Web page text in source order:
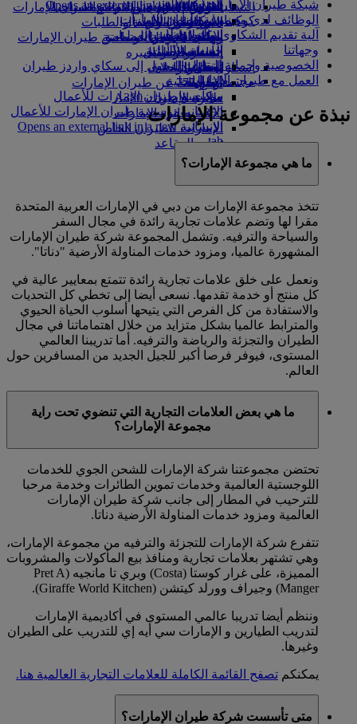
الشركاء الجويون
تناول الطعام في الدرجة السياحية
الممتازة
وجبات الدرجة السياحية
المشروبات
أسطول طائراتنا
بوينج 777
طائرة الإمارات A380
A350 طائرة الإمارات
الإمارات للطيران الخاص
توزيع المقاعد
السوق الحرة
متجرنا الرسمي
التسلية للأطفال
الترفيه عن الأطفال
ألعاب الأطفال
أنشطة للأطفال
in a new tab
كوكبنا
الاستدامة في العمليات
السياسة البيئية
التقارير البيئية
مجتمعاتنا المحلية
مؤسسة طيران الإمارات للأعمال
الإنسانيةمؤسسة طيران الإمارات للأعمال
الإنسانية Opens an external link in a new
tab
الرعاية
Opens an external link in a new tab
شركاؤنا
سكاي واردز رايل
حاسبة الأميال
تسجيل الدخول إلى سكاي واردز طيران
الإمارات
سكاي واردز+
السفر لأصحاب الهمم مع طيران الإمارات
المساعدة الخاصة والطلبات
تجربتكم على متن الطائرة
الأدوات والموارد
الهاتف المتحرك وتطبيق طيران الإمارات
إلغاء حجز أو تغييره
تعطل الرحلات
معلومات عن طيران الإمارات
شبكة طيران الإمارات
الوظائف لدى مجموعة طيران الإمارات
آلية تقديم الشكاوى والملاحظات
وجهاتنا
الخصوصية وحماية البيانات
العمل مع طيران الإمارات
نبذة عن مجموعة الإمارات
ما هي مجموعة الإمارات؟
تتخذ مجموعة الإمارات من دبي في الإمارات العربية المتحدة
مقرا لها وتضم علامات تجارية رائدة في مجال السفر
والسياحة والترفيه. وتشمل المجموعة شركة طيران الإمارات
المشهورة عالميا، ومزود خدمات المناولة الأرضية "دناتا".
ونعمل على خلق علامات تجارية رائدة تتمتع بمعايير عالية في
كل منتج أو خدمة تقدمها. نسعى أيضا إلى تخطي كل التحديات
والاستفادة من كل الفرص التي يتيحها أسلوب الحياة الحيوي
والمترابط عالميا بشكل متزايد من خلال اهتماماتنا في مجال
الطيران والتجزئة والرياضة والترفيه. أما تدريبنا العالمي
المستوى، فيوفر فرصا أكبر للجيل الجديد من المسافرين حول
العالم.
ما هي بعض العلامات التجارية التي تنضوي تحت راية
مجموعة الإمارات؟
تحتضن مجموعتنا شركة الإمارات للشحن الجوي للخدمات
اللوجستية العالمية وخدمات تموين الطائرات وخدمة مرحبا
للترحيب في المطار إلى جانب شركة طيران الإمارات
العالمية ومزود خدمات المناولة الأرضية دناتا.
تتفرع شركة الإمارات للتجزئة والترفيه من مجموعة الإمارات،
وهي تشتهر بعلامات تجارية ومنافذ بيع المأكولات والمشروبات
المميزة، على غرار كوستا (Costa) وبري تا مانجيه (Pret A
Manger) وجيراف وورلد كيتشن (Giraffe World Kitchen).
وننظم أيضا تدريبا عالمي المستوى في أكاديمية الإمارات
لتدريب الطيارين و الإمارات سي أيه إي للتدريب على الطيران
وغيرها.
يمكنكم تصفح القائمة الكاملة للعلامات التجارية العالمية هنا.
متى تأسست شركة طيران الإمارات؟